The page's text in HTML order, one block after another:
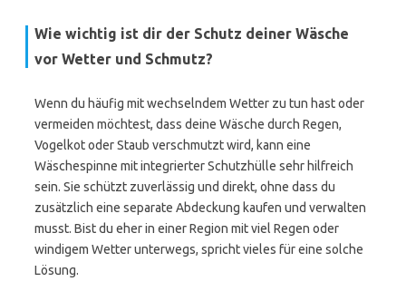
Wie wichtig ist dir der Schutz deiner Wäsche
vor Wetter und Schmutz?
Wenn du häufig mit wechselndem Wetter zu tun hast oder
vermeiden möchtest, dass deine Wäsche durch Regen,
Vogelkot oder Staub verschmutzt wird, kann eine
Wäschespinne mit integrierter Schutzhülle sehr hilfreich
sein. Sie schützt zuverlässig und direkt, ohne dass du
zusätzlich eine separate Abdeckung kaufen und verwalten
musst. Bist du eher in einer Region mit viel Regen oder
windigem Wetter unterwegs, spricht vieles für eine solche
Lösung.